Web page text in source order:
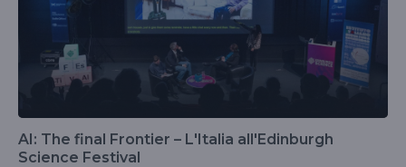
AI: The final Frontier – L'Italia all'Edinburgh
Science Festival